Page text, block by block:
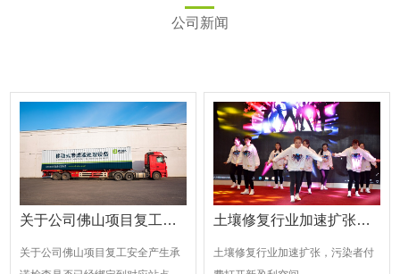
公司新闻
关于公司佛山项目复工安全产生承诺
关于公司佛山项目复工安全产生承
土壤修复行业加速扩张，污染者付费打开新盈利空间
土壤修复行业加速扩张，污染者付